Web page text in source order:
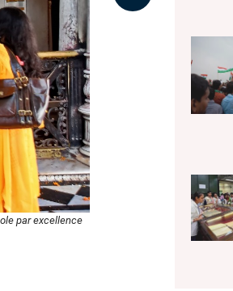
par excellence
twitter